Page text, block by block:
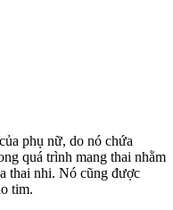
phụ nữ, do nó chứa
quá trình mang thai nhằm
thai nhi. Nó cũng được
tim.